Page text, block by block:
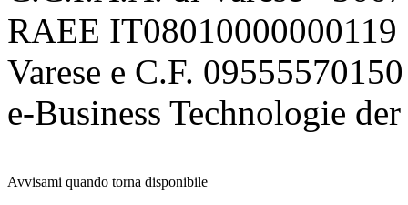
RAEE
Varese e C.F. 09555570150
e-Business Technologie
Avvisami quando torna disponibile